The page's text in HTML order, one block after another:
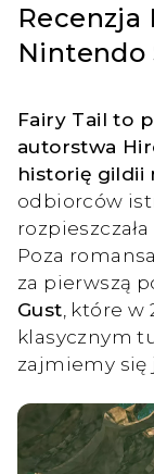
ZALOGUJ
Recenzja
Nintendo
Fairy Tail to
autorstwa
historię gildii
odbiorców
Poza
za pierwszą
Gust , które
klasycznym
zajmiemy się